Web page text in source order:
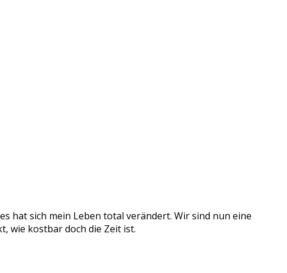
hat sich mein Leben total verändert. Wir sind nun eine
wie kostbar doch die Zeit ist.